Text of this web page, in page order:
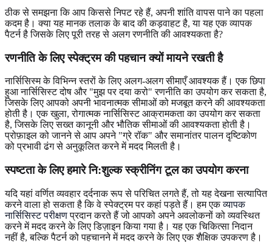
ठीक से समझना कि आप किससे निपट रहे हैं, अपनी शांति वापस पाने का पहला
कदम है। क्या यह मानक तलाक के बाद की कड़वाहट है, या यह एक व्यापक
पैटर्न है जिसके लिए पूरी तरह से अलग रणनीति की आवश्यकता है?
रणनीति के लिए स्पेक्ट्रम की पहचान क्यों मायने रखती है
नार्सिसिस्म के विभिन्न स्तरों के लिए अलग-अलग सीमाएँ आवश्यक हैं। एक छिपा
हुआ नार्सिसिस्ट दोष और "मुझ पर दया करो" रणनीति का उपयोग कर सकता है,
जिसके लिए आपको अपनी भावनात्मक सीमाओं को मजबूत करने की आवश्यकता
होती है। एक खुला, रोगात्मक नार्सिसिस्ट आक्रामकता का उपयोग कर सकता
है, जिसके लिए सख्त कानूनी और भौतिक सीमाओं की आवश्यकता होती है।
प्रोफ़ाइल को जानने से आप अपने "ग्रे रॉक" और समानांतर पालन दृष्टिकोण
को प्रभावी ढंग से अनुकूलित करने में मदद मिलती है।
स्पष्टता के लिए हमारे नि:शुल्क स्क्रीनिंग टूल का उपयोग करना
यदि यहां वर्णित व्यवहार दर्दनाक रूप से परिचित लगते हैं, तो यह देखना सत्यापित
करने वाला हो सकता है कि वे स्पेक्ट्रम पर कहां पड़ते हैं। हम एकव्यापक
नार्सिसिस्ट परीक्षणप्रदान करते हैं जो आपको अपने अवलोकनों को व्यवस्थित
करने में मदद करने के लिए डिज़ाइन किया गया है। यह एक चिकित्सा निदान
नहीं है, बल्कि पैटर्न को पहचानने में मदद करने के लिए एक शैक्षिक उपकरण है।